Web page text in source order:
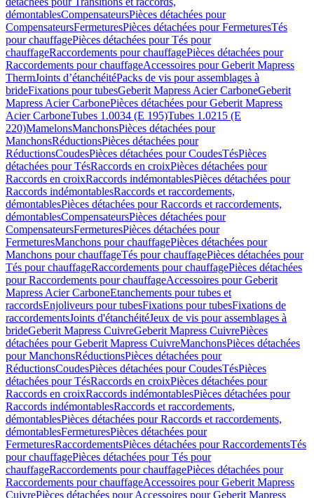
démontablesCompensateursPièces détachées pour
CompensateursFermeturesPièces détachées pour FermeturesTés
pour chauffagePièces détachées pour Tés pour
chauffageRaccordements pour chauffagePièces détachées pour
Raccordements pour chauffageAccessoires pour Geberit Mapress
ThermJoints d’étanchéitéPacks de vis pour assemblages à
brideFixations pour tubesGeberit Mapress Acier CarboneGeberit
Mapress Acier CarbonePièces détachées pour Geberit Mapress
Acier CarboneTubes 1.0034 (E 195)Tubes 1.0215 (E
220)MamelonsManchonsPièces détachées pour
ManchonsRéductionsPièces détachées pour
RéductionsCoudesPièces détachées pour CoudesTésPièces
détachées pour TésRaccords en croixPièces détachées pour
Raccords en croixRaccords indémontablesPièces détachées pour
Raccords indémontablesRaccords et raccordements,
démontablesPièces détachées pour Raccords et raccordements,
démontablesCompensateursPièces détachées pour
CompensateursFermeturesPièces détachées pour
FermeturesManchons pour chauffagePièces détachées pour
Manchons pour chauffageTés pour chauffagePièces détachées pour
Tés pour chauffageRaccordements pour chauffagePièces détachées
pour Raccordements pour chauffageAccessoires pour Geberit
Mapress Acier CarboneEtanchements pour tubes et
raccordsEnjoliveurs pour tubesFixations pour tubesFixations de
raccordementsJoints d'étanchéitéJeux de vis pour assemblages à
brideGeberit Mapress CuivreGeberit Mapress CuivrePièces
détachées pour Geberit Mapress CuivreManchonsPièces détachées
pour ManchonsRéductionsPièces détachées pour
RéductionsCoudesPièces détachées pour CoudesTésPièces
détachées pour TésRaccords en croixPièces détachées pour
Raccords en croixRaccords indémontablesPièces détachées pour
Raccords indémontablesRaccords et raccordements,
démontablesPièces détachées pour Raccords et raccordements,
démontablesFermeturesPièces détachées pour
FermeturesRaccordementsPièces détachées pour RaccordementsTés
pour chauffagePièces détachées pour Tés pour
chauffageRaccordements pour chauffagePièces détachées pour
Raccordements pour chauffageAccessoires pour Geberit Mapress
CuivrePièces détachées pour Accessoires pour Geberit Mapress